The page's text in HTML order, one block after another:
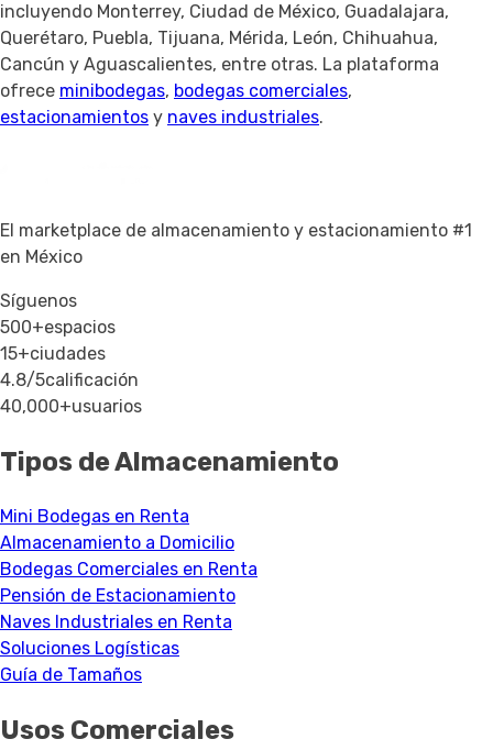
incluyendo Monterrey, Ciudad de México, Guadalajara,
Querétaro, Puebla, Tijuana, Mérida, León, Chihuahua,
Cancún y Aguascalientes, entre otras. La plataforma
ofrece minibodegas, bodegas comerciales,
estacionamientos y naves industriales.
El marketplace de almacenamiento y estacionamiento #1
en México
Síguenos
500+espacios
15+ciudades
4.8/5calificación
40,000+usuarios
Tipos de Almacenamiento
Mini Bodegas en Renta
Almacenamiento a Domicilio
Bodegas Comerciales en Renta
Pensión de Estacionamiento
Naves Industriales en Renta
Soluciones Logísticas
Guía de Tamaños
Usos Comerciales